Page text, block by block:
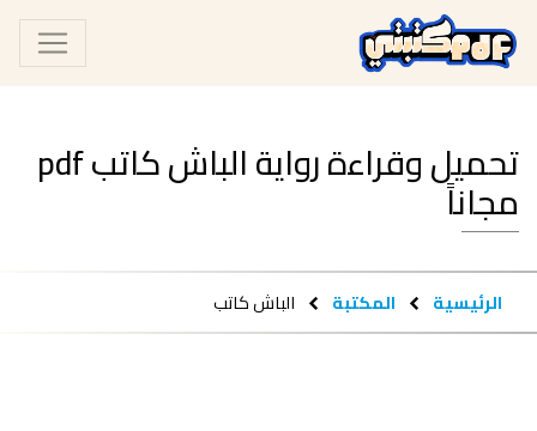
تحميل وقراءة رواية الباش كاتب pdf
مجاناً
الرئيسية المكتبة الباش كاتب